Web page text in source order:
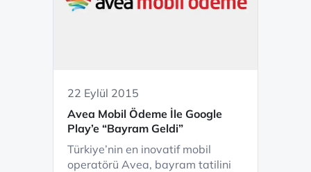
22 Eylül 2015
Avea Mobil Ödeme İle Google
Play’e “Bayram Geldi”
Türkiye’nin en inovatif mobil
operatörü Avea, bayram tatilini